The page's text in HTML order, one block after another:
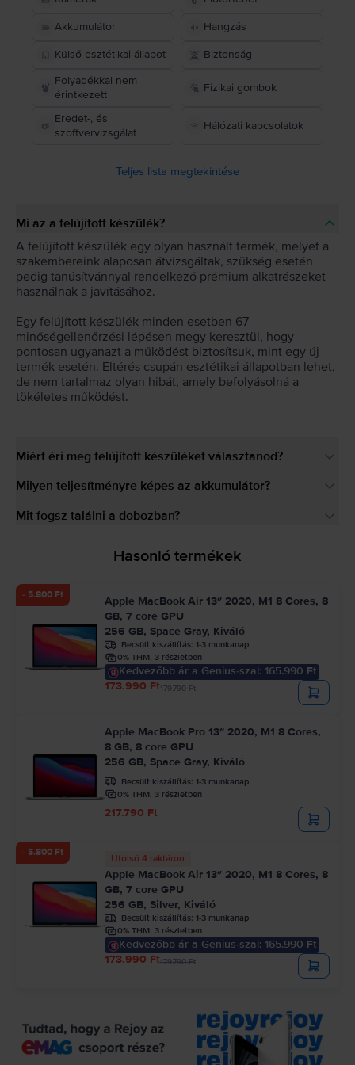
Akkumulátor Hangzás
Külső esztétikai állapot
Biztonság
Folyadékkal nem
érintkezett
Fizikai gombok
Eredet-, és
szoftvervizsgálat
Hálózati kapcsolatok
Teljes lista megtekintése
Mi az a felújított készülék?
A felújított készülék egy olyan használt termék, melyet a
szakembereink alaposan átvizsgáltak, szükség esetén
pedig tanúsítvánnyal rendelkező prémium alkatrészeket
használnak a javításához.
Egy felújított készülék minden esetben 67
minőségellenőrzési lépésen megy keresztül, hogy
pontosan ugyanazt a működést biztosítsuk, mint egy új
termék esetén. Eltérés csupán esztétikai állapotban lehet,
de nem tartalmaz olyan hibát, amely befolyásolná a
tökéletes működést.
Miért éri meg felújított készüléket választanod?
Milyen teljesítményre képes az akkumulátor?
Mit fogsz találni a dobozban?
Hasonló termékek
- 5.800 Ft
Apple MacBook Air 13″ 2020, M1 8 Cores, 8
GB, 7 core GPU
256 GB, Space Gray, Kiváló
Becsült kiszállítás: 1-3 munkanap
0% THM, 3 részletben
Kedvezőbb ár a Genius-szal: 165.990 Ft
173.990 Ft179.790 Ft
Apple MacBook Pro 13″ 2020, M1 8 Cores,
8 GB, 8 core GPU
256 GB, Space Gray, Kiváló
Becsült kiszállítás: 1-3 munkanap
0% THM, 3 részletben
217.790 Ft
- 5.800 Ft
Utolsó 4 raktáron
Apple MacBook Air 13″ 2020, M1 8 Cores, 8
GB, 7 core GPU
256 GB, Silver, Kiváló
Becsült kiszállítás: 1-3 munkanap
0% THM, 3 részletben
Kedvezőbb ár a Genius-szal: 165.990 Ft
173.990 Ft179.790 Ft